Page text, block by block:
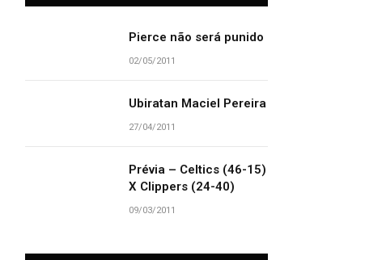
Pierce não será punido
02/05/2011
Ubiratan Maciel Pereira
27/04/2011
Prévia – Celtics (46-15)
X Clippers (24-40)
09/03/2011